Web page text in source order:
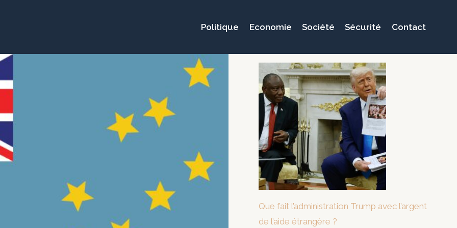
Politique Economie Société Sécurité Contact
Que fait l’administration Trump avec l’argent
de l’aide étrangère ?